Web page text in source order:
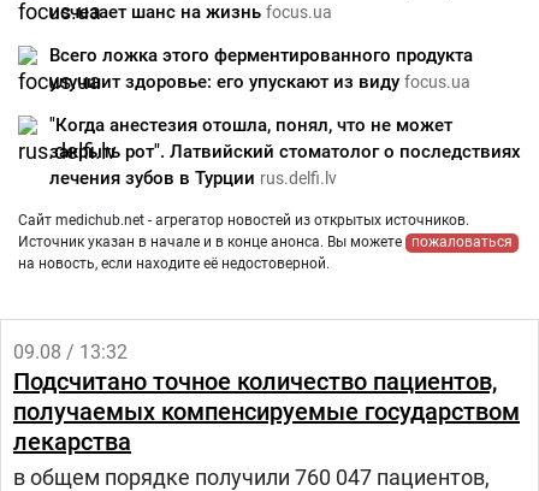
исчезает шанс на жизнь focus.ua
Всего ложка этого ферментированного продукта
улучшит здоровье: его упускают из виду focus.ua
"Когда анестезия отошла, понял, что не может
закрыть рот". Латвийский стоматолог о последствиях
лечения зубов в Турции rus.delfi.lv
Сайт medichub.net - агрегатор новостей из открытых источников.
Источник указан в начале и в конце анонса. Вы можете
пожаловаться
на новость, если находите её недостоверной.
09.08 / 13:32
Подсчитано точное количество пациентов,
получаемых компенсируемые государством
лекарства
в общем порядке получили 760 047 пациентов,